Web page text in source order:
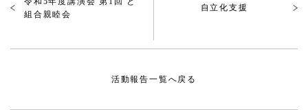
組合親睦会
自立化支援
活動報告一覧へ戻る